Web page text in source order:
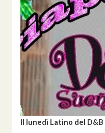
Il lunedì Latino del D&B